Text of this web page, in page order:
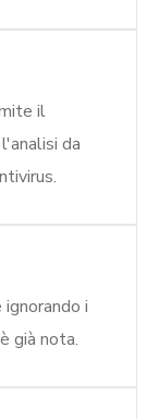
il
da
i
già nota.